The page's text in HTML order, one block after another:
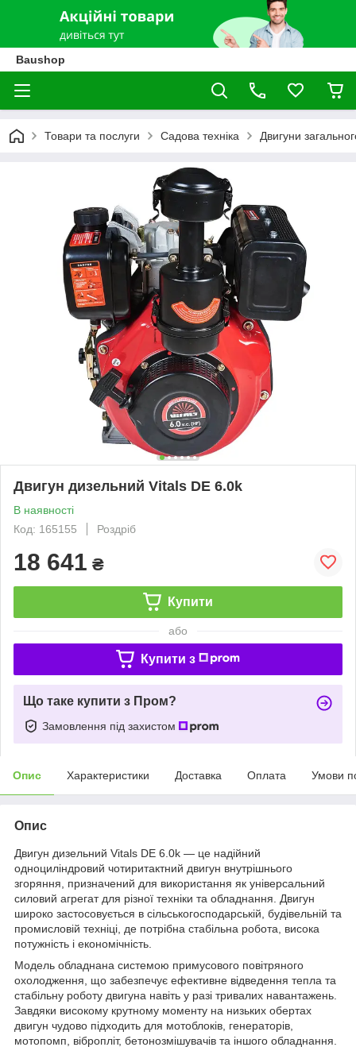
Baushop
Товари та послуги Садова техніка Двигуни
Двигун дизельний Vitals DE 6.0k
В наявності
Код: 165155
Роздріб
18 641 ₴
Купити
або
Купити з
Що таке купити з Пром?
Замовлення під захистом
Опис Характеристики Доставка Оплата Умови
Опис
Двигун дизельний Vitals DE 6.0k — це надійний
одноциліндровий чотиритактний двигун внутрішнього
згоряння, призначений для використання як універсальний
силовий агрегат для різної техніки та обладнання. Двигун
широко застосовується в сільськогосподарській, будівельній та
промисловій техніці, де потрібна стабільна робота, висока
потужність і економічність.
Модель обладнана системою примусового повітряного
охолодження, що забезпечує ефективне відведення тепла та
стабільну роботу двигуна навіть у разі тривалих навантажень.
Завдяки високому крутному моменту на низьких обертах
двигун чудово підходить для мотоблоків, генераторів,
мотопомп, вібропліт, бетонозмішувачів та іншого обладнання.